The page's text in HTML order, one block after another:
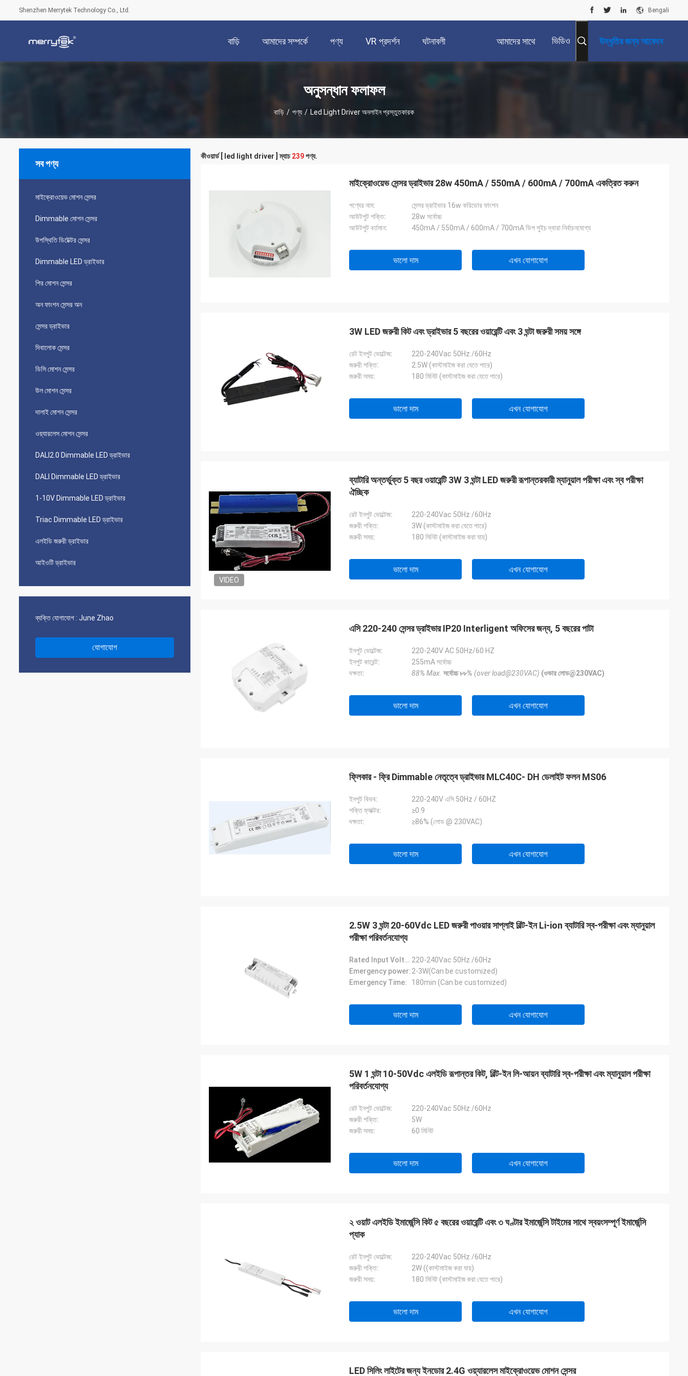
Shenzhen Merrytek Technology Co., Ltd. Bengali
বাড়ি আমাদের সম্পর্কে পণ্য VR প্রদর্শন ঘটনাবলী আমাদের সাথে ভিডিও উদ্ধৃতির জন্য আবেদন
অনুসন্ধান ফলাফল
বাড়ি / পণ্য / Led Light Driver অনলাইন প্রস্তুতকারক
সব পণ্য
মাইক্রোওয়েভ মোশন সেন্সর
Dimmable মোশন সেন্সর
উপস্থিতি ডিটেক্টর সেন্সর
Dimmable LED ড্রাইভার
পির মোশন সেন্সর
অন ​​ফাংশন সেন্সর অন
সেন্সর ড্রাইভার
দিবালোক সেন্সর
ডিসি মোশন সেন্সর
উল মোশন সেন্সর
দালাই মোশন সেন্সর
ওয়্যারলেস মোশন সেন্সর
DALI2.0 Dimmable LED ড্রাইভার
DALI Dimmable LED ড্রাইভার
1-10V Dimmable LED ড্রাইভার
Triac Dimmable LED ড্রাইভার
এলইডি জরুরী ড্রাইভার
আইওটি ড্রাইভার
ব্যক্তি যোগাযোগ : June Zhao
যোগাযোগ
কীওয়ার্ড [ led light driver ] ম্যাচ239পণ্য.
মাইক্রোওয়েভ সেন্সর ড্রাইভার 28w 450mA / 550mA / 600mA / 700mA একত্রিত করুন
পণ্যের নাম:
সেন্সর ড্রাইভার 16w করিডোর ফাংশন
আউটপুট শক্তি:
28w সর্বোচ্চ
আউটপুট বর্তমান:
450mA / 550mA / 600mA / 700mA ডিপ সুইচ দ্বারা নির্বাচনযোগ্য
ভালো দাম এখন যোগাযোগ
3W LED জরুরী কিট এবং ড্রাইভার 5 বছরের ওয়ারেন্টি এবং 3 ঘন্টা জরুরী সময় সঙ্গে
রেট ইনপুট ভোল্টেজ:
220-240Vac 50Hz /60Hz
জরুরী শক্তি:
2.5W (কাস্টমাইজ করা যেতে পারে)
জরুরী সময়:
180 মিনিট (কাস্টমাইজ করা যেতে পারে)
ভালো দাম এখন যোগাযোগ
VIDEO
ব্যাটারি অন্তর্ভুক্ত 5 বছর ওয়ারেন্টি 3W 3 ঘন্টা LED জরুরী রূপান্তরকারী ম্যানুয়াল পরীক্ষা এবং স্ব পরীক্ষা
ঐচ্ছিক
রেট ইনপুট ভোল্টেজ:
220-240Vac 50Hz /60Hz
জরুরী শক্তি:
3W (কাস্টমাইজ করা যেতে পারে)
জরুরী সময়:
180 মিনিট (কাস্টমাইজ করা যায়)
ভালো দাম এখন যোগাযোগ
এসি 220-240 সেন্সর ড্রাইভার IP20 Interligent অফিসের জন্য, 5 বছরের পাটা
ইনপুট ভোল্টেজ:
220-240V AC 50Hz/60 HZ
ইনপুট কারেন্ট:
255mA সর্বোচ্চ
দক্ষতা:
88% Max. সর্বোচ্চ ৮৮% (over load@230VAC) (ওভার লোড@230VAC)
ভালো দাম এখন যোগাযোগ
ফ্লিকার - ফ্রি Dimmable নেতৃত্বে ড্রাইভার MLC40C- DH ডেলাইট ফলন MS06
ইনপুট বিভব:
220-240V এসি 50Hz / 60HZ
শক্তি ফ্যাক্টর:
≥0.9
দক্ষতা:
≥86% (লোড @ 230VAC)
ভালো দাম এখন যোগাযোগ
2.5W 3 ঘন্টা 20-60Vdc LED জরুরী পাওয়ার সাপ্লাই বিল্ট-ইন Li-ion ব্যাটারি স্ব-পরীক্ষা এবং ম্যানুয়াল
পরীক্ষা পরিবর্তনযোগ্য
Rated Input Voltage: 220-240Vac 50Hz /60Hz
Emergency power:2-3W(Can be customized)
Emergency Time:
180min (Can be customized)
ভালো দাম এখন যোগাযোগ
5W 1 ঘন্টা 10-50Vdc এলইডি রূপান্তর কিট, বিল্ট-ইন লি-আয়ন ব্যাটারি স্ব-পরীক্ষা এবং ম্যানুয়াল পরীক্ষা
পরিবর্তনযোগ্য
রেট ইনপুট ভোল্টেজ:
220-240Vac 50Hz /60Hz
জরুরী শক্তি:
5W
জরুরী সময়:
60 মিনিট
ভালো দাম এখন যোগাযোগ
২ ওয়াট এলইডি ইমার্জেন্সি কিট ৫ বছরের ওয়ারেন্টি এবং ৩ ঘণ্টার ইমার্জেন্সি টাইমের সাথে স্বয়ংসম্পূর্ণ ইমার্জেন্সি
প্যাক
রেট ইনপুট ভোল্টেজ:
220-240Vac 50Hz /60Hz
জরুরী শক্তি:
2W ((কাস্টমাইজ করা যায়)
জরুরী সময়:
180 মিনিট (কাস্টমাইজ করা যেতে পারে)
ভালো দাম এখন যোগাযোগ
LED সিলিং লাইটের জন্য ইনডোর 2.4G ওয়্যারলেস মাইক্রোওয়েভ মোশন সেন্সর